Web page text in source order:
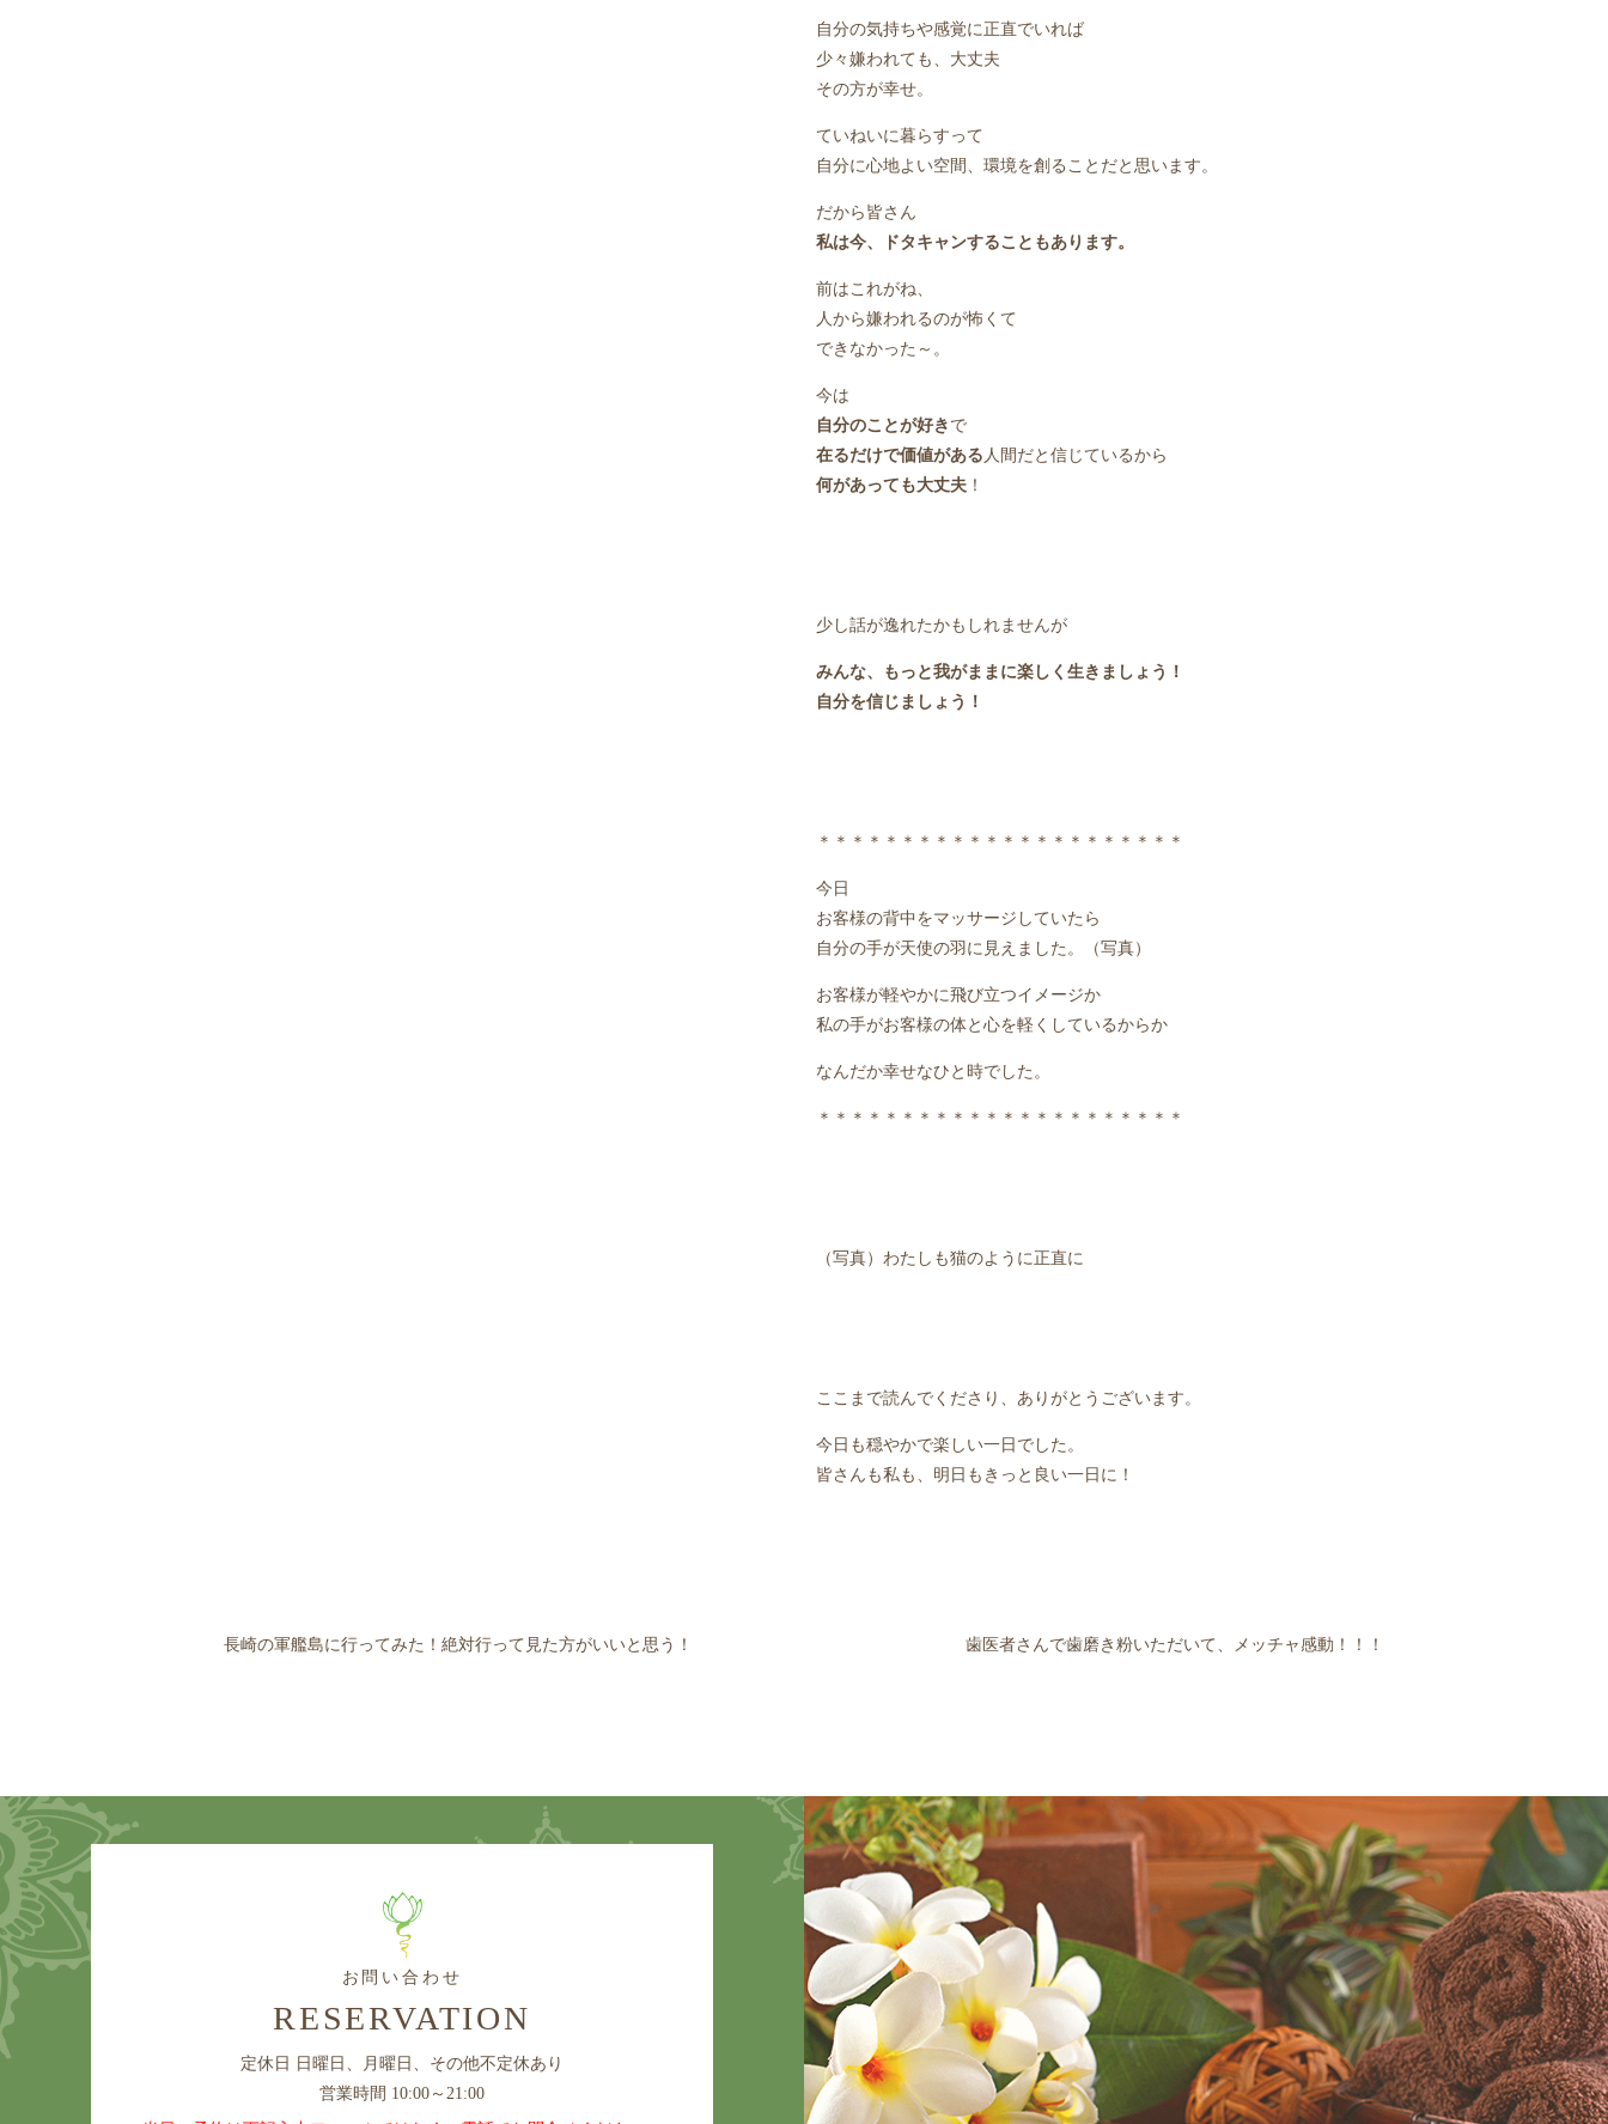
自分の気持ちや感覚に正直でいれば
少々嫌われても、大丈夫
その方が幸せ。
ていねいに暮らすって
自分に心地よい空間、環境を創ることだと思います。
だから皆さん
私は今、ドタキャンすることもあります。
前はこれがね、
人から嫌われるのが怖くて
できなかった～。
今は
自分のことが好き で
在るだけで価値がある 人間だと信じているから
何があっても大丈夫 ！
少し話が逸れたかもしれませんが
みんな、もっと我がままに楽しく生きましょう！
自分を信じましょう！
＊＊＊＊＊＊＊＊＊＊＊＊＊＊＊＊＊＊＊＊＊＊
今日
お客様の背中をマッサージしていたら
自分の手が天使の羽に見えました。（写真）
お客様が軽やかに飛び立つイメージか
私の手がお客様の体と心を軽くしているからか
なんだか幸せなひと時でした。
＊＊＊＊＊＊＊＊＊＊＊＊＊＊＊＊＊＊＊＊＊＊
（写真）わたしも猫のように正直に
ここまで読んでくださり、ありがとうございます。
今日も穏やかで楽しい一日でした。
皆さんも私も、明日もきっと良い一日に！
長崎の軍艦島に行ってみた！絶対行って見た方がいいと思う！ 歯医者さんで歯磨き粉いただいて、メッチャ感動！！！
お問い合わせ
RESERVATION
定休日
日曜日、月曜日、その他不定休あり
営業時間 10:00～21:00